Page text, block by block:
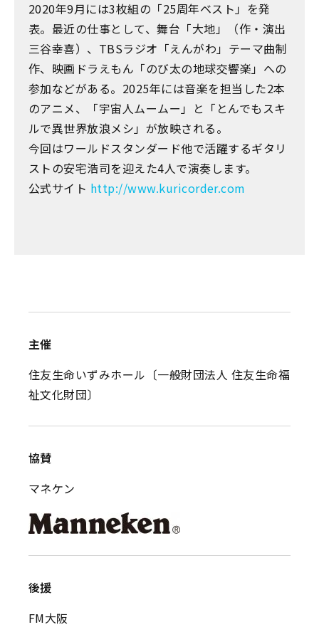
2020年9月には3枚組の「25周年ベスト」を発
表。最近の仕事として、舞台「大地」（作・演出
三谷幸喜）、TBSラジオ「えんがわ」テーマ曲制
作、映画ドラえもん「のび太の地球交響楽」への
参加などがある。2025年には音楽を担当した2本
のアニメ、「宇宙人ムームー」と「とんでもスキ
ルで異世界放浪メシ」が放映される。
今回はワールドスタンダード他で活躍するギタリ
ストの安宅浩司を迎えた4人で演奏します。
公式サイト http://www.kuricorder.com
主催
住友生命いずみホール〔一般財団法人 住友生命福
祉文化財団〕
協賛
マネケン
後援
FM大阪